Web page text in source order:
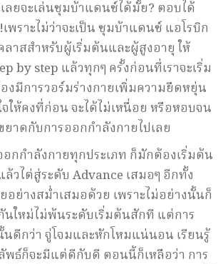
ลยจะเล่นซุมบ้าแดนซ์ได้มั้ย? ตอบได้
พราะไม่ว่าจะเป็น ซุมบ้าแดนซ์ แอโรบิก
ลาสสำหรับผู้เริ่มต้นและผู้สูงอายุ ให้
by step แล้วทุกๆ ครั้งก่อนที่เราจะเริ่ม
งมีการวอร์มร่างกายเพิ่มความยืดหยุ่น
ให้คงที่ก่อน จะได้ไม่เหนื่อย หรือหอบจน
ยาดกับการออกกำลังกายไปเลย
กกำลังกายทุกประเภท ก็มักต้องเริ่มต้น
วไต่สู่ระดับ Advance เสมอๆ อีกทั้ง
ย่างสม่ำเสมอด้วย เพราะไม่อย่างนั้นก็
นใหม่ไม่พ้นระดับเริ่มต้นสักที แต่การ
นดีกว่า จู่โจมและหักโหมแน่นอน เรียนรู้
ธ์ก็จะมีแต่ดีกับดี ตอนนี้ก็เหลือว่า การ